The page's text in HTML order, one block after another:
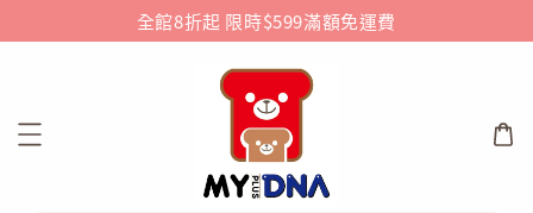
全館8折起 限時$599滿額免運費